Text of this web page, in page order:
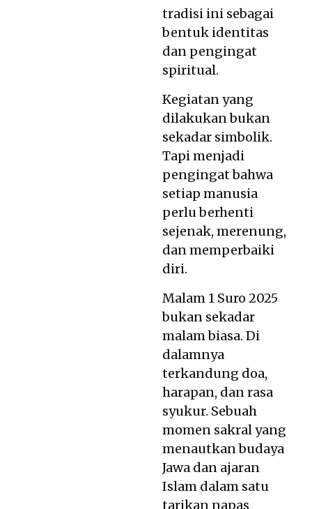
tradisi ini sebagai
bentuk identitas
dan pengingat
spiritual.
Kegiatan yang
dilakukan bukan
sekadar simbolik.
Tapi menjadi
pengingat bahwa
setiap manusia
perlu berhenti
sejenak, merenung,
dan memperbaiki
diri.
Malam 1 Suro 2025
bukan sekadar
malam biasa. Di
dalamnya
terkandung doa,
harapan, dan rasa
syukur. Sebuah
momen sakral yang
menautkan budaya
Jawa dan ajaran
Islam dalam satu
tarikan napas